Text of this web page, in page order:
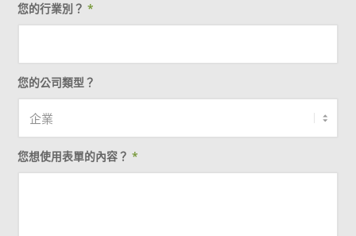
您的行業別？*
您的公司類型？
您想使用表單的內容？*